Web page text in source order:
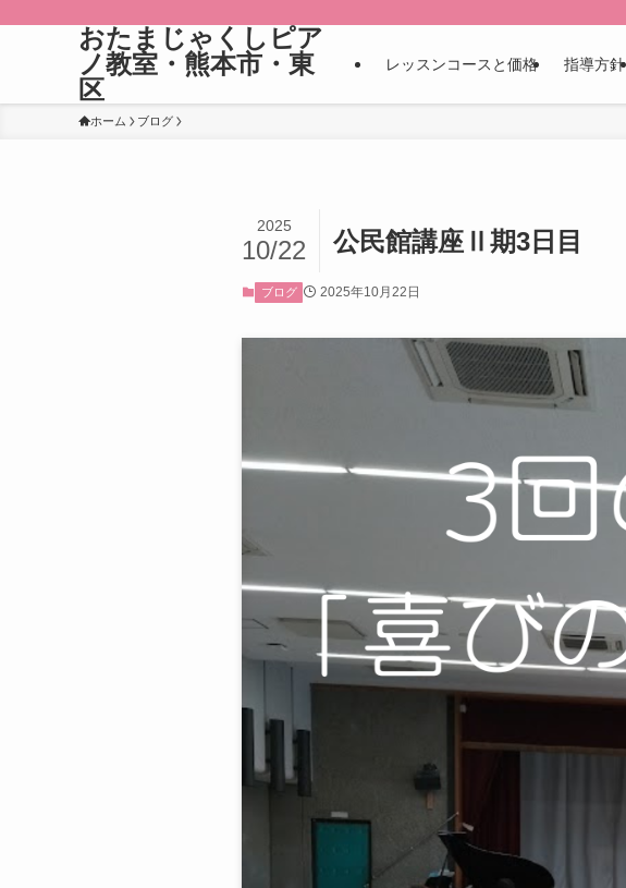
おたまじゃくしピア
ノ教室・熊本市・東
区
レッスンコースと価格 指導方針
ホーム ブログ
公民館講座Ⅱ期3日目
2025
10/22
ブログ 2025年10月22日